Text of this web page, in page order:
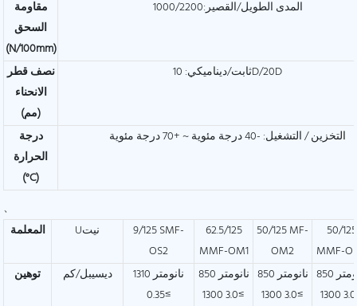
مقاومة
السحق
(N/100mm)
المدى الطويل/القصير:1000/2200
نصف قطر
الانحناء
(مم)
ثابت/ديناميكي: 10D/20D
درجة
الحرارة
(°C)
التخزين / التشغيل: -40 درجة مئوية ~ +70 درجة مئوية
、
المعلمة
Uنيت
9/125 SMF-
OS2
62.5/125
MMF-OM1
50/125 MF-
OM2
50/125
MMF-
توهين
ديسيبل/كم
1310 نانومتر
≥0.35
850 نانومتر
≥3.0 1300
850 نانومتر
≥3.0 1300
850 نانومتر
≥3.0 1300